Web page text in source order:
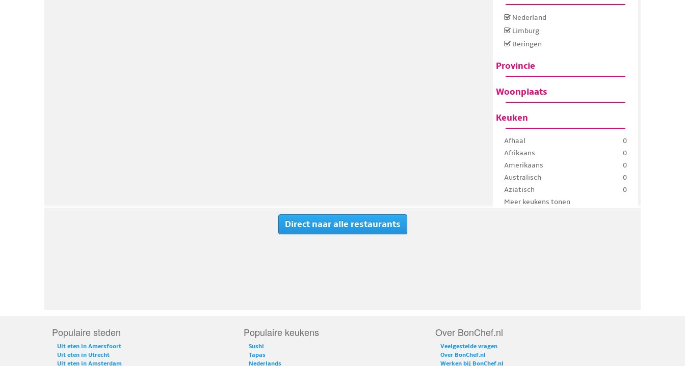
Nederland
Limburg
Beringen
Provincie
Woonplaats
Keuken
Afhaal
0
Afrikaans
0
Amerikaans
0
Australisch
0
Aziatisch
0
Meer keukens tonen
Direct naar alle restaurants
Populaire steden
Uit eten in Amersfoort
Uit eten in Utrecht
Uit eten in Amsterdam
Populaire keukens
Sushi
Tapas
Nederlands
Over BonChef.nl
Veelgestelde vragen
Over BonChef.nl
Werken bij BonChef.nl